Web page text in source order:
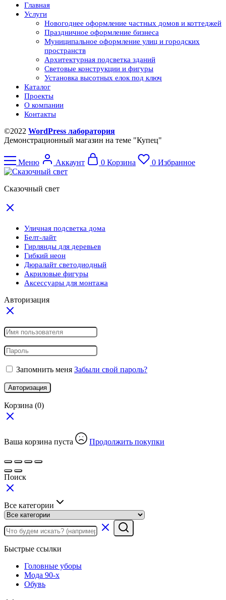
Главная
Услуги
Новогоднее оформление частных домов и коттеджей
Праздничное оформление бизнеса
Муниципальное оформление улиц и городских
пространств
Архитектурная подсветка зданий
Световые конструкции и фигуры
Установка высотных елок под ключ
Каталог
Проекты
О компании
Контакты
©2022 WordPress лаборатория
Демонстрационный магазин на теме "Купец"
Меню Аккаунт 0 Корзина 0 Избранное
Сказочный свет
Уличная подсветка дома
Белт-лайт
Гирлянды для деревьев
Гибкий неон
Дюралайт светодиодный
Акриловые фигуры
Аксессуары для монтажа
Авторизация
Запомнить меня Забыли свой пароль?
Авторизация
Корзина (0)
Ваша корзина пуста Продолжить покупки
Поиск
Все категории
Быстрые ссылки
Головные уборы
Мода 90-х
Обувь